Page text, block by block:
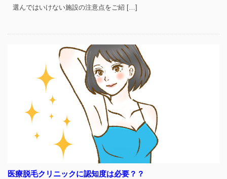
選んではいけない施設の注意点をご紹 […]
医療脱毛クリニックに認知度は必要？？